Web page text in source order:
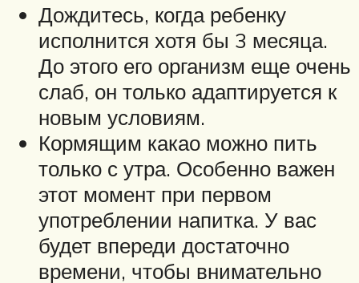
Дождитесь, когда ребенку
исполнится хотя бы 3 месяца.
До этого его организм еще очень
слаб, он только адаптируется к
новым условиям.
Кормящим какао можно пить
только с утра. Особенно важен
этот момент при первом
употреблении напитка. У вас
будет впереди достаточно
времени, чтобы внимательно